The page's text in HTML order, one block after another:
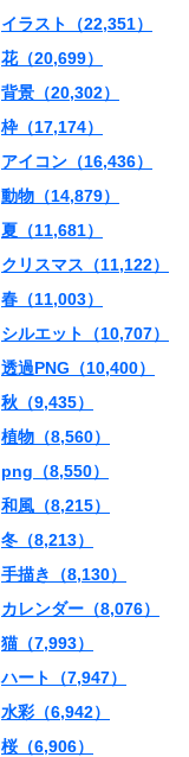
イラスト（22,351）
花（20,699）
背景（20,302）
枠（17,174）
アイコン（16,436）
動物（14,879）
夏（11,681）
クリスマス（11,122）
春（11,003）
シルエット（10,707）
透過PNG（10,400）
秋（9,435）
植物（8,560）
png（8,550）
和風（8,215）
冬（8,213）
手描き（8,130）
カレンダー（8,076）
猫（7,993）
ハート（7,947）
水彩（6,942）
桜（6,906）